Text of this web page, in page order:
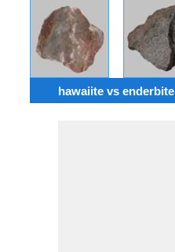
hawaiite vs enderbite